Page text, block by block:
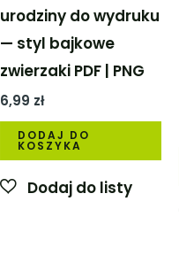
urodziny do wydruku
— styl bajkowe
zwierzaki PDF | PNG
6,99 zł
DODAJ DO
KOSZYKA